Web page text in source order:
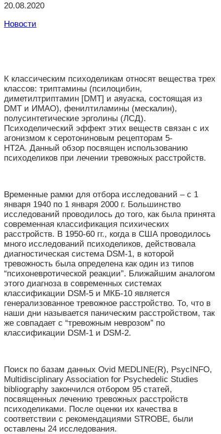
20.08.2020
Новости
К классическим психоделикам относят вещества трех
классов: триптамины (псилоцибин,
диметилтриптамин [DMT] и аяуаска, состоящая из
DMT и ИМАО), фенилтиламины (мескалин),
полусинтетические эрголины (ЛСД).
Психоделический эффект этих веществ связан с их
агонизмом к серотониновым рецепторам 5-
HT2A. Данный обзор посвящен использованию
психоделиков при лечении тревожных расстройств.
Временные рамки для отбора исследований – с 1
января 1940 по 1 января 2000 г. Большинство
исследований проводилось до того, как была принята
современная классификация психических
расстройств. В 1950-60 гг., когда в США проводилось
много исследований психоделиков, действовала
диагностическая система DSM-1, в которой
тревожность была определена как один из типов
“психоневротической реакции”. Ближайшим аналогом
этого диагноза в современных системах
классификации DSM-5 и МКБ-10 является
генерализованное тревожное расстройство. То, что в
наши дни называется паническим расстройством, так
же совпадает с “тревожным неврозом” по
классификации DSM-1 и DSM-2.
Поиск по базам данных Ovid MEDLINE(R), PsycINFO,
Multidisciplinary Association for Psychedelic Studies
bibliography закончился отбором 95 статей,
посвященных лечению тревожных расстройств
психоделиками. После оценки их качества в
соответствии с рекомендациями STROBE, были
оставлены 24 исследования.